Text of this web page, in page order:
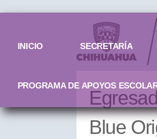
Menú principal
INICIO SECRETARÍA
PROGRAMA DE APOYOS
Blue